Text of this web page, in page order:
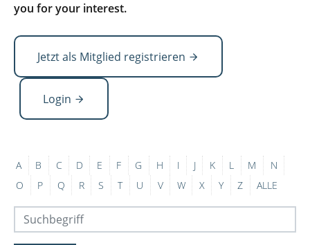
you for your interest.
Jetzt als Mitglied registrieren
Login
A B C D E F G H I J K L M
N
O
P Q R S T U V W X Y Z ALLE